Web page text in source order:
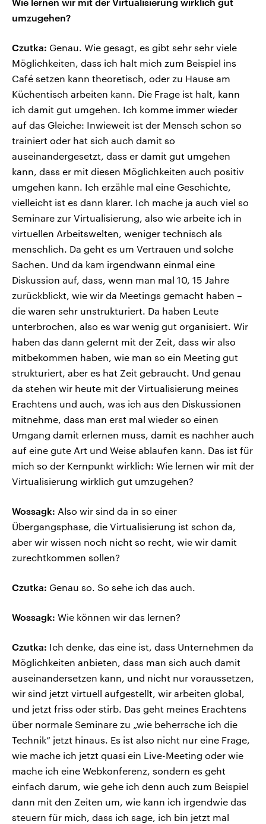
Wie lernen wir mit der Virtualisierung wirklich gut
umzugehen?
Czutka: Genau. Wie gesagt, es gibt sehr sehr viele
Möglichkeiten, dass ich halt mich zum Beispiel ins
Café setzen kann theoretisch, oder zu Hause am
Küchentisch arbeiten kann. Die Frage ist halt, kann
ich damit gut umgehen. Ich komme immer wieder
auf das Gleiche: Inwieweit ist der Mensch schon so
trainiert oder hat sich auch damit so
auseinandergesetzt, dass er damit gut umgehen
kann, dass er mit diesen Möglichkeiten auch positiv
umgehen kann. Ich erzähle mal eine Geschichte,
vielleicht ist es dann klarer. Ich mache ja auch viel so
Seminare zur Virtualisierung, also wie arbeite ich in
virtuellen Arbeitswelten, weniger technisch als
menschlich. Da geht es um Vertrauen und solche
Sachen. Und da kam irgendwann einmal eine
Diskussion auf, dass, wenn man mal 10, 15 Jahre
zurückblickt, wie wir da Meetings gemacht haben –
die waren sehr unstrukturiert. Da haben Leute
unterbrochen, also es war wenig gut organisiert. Wir
haben das dann gelernt mit der Zeit, dass wir also
mitbekommen haben, wie man so ein Meeting gut
strukturiert, aber es hat Zeit gebraucht. Und genau
da stehen wir heute mit der Virtualisierung meines
Erachtens und auch, was ich aus den Diskussionen
mitnehme, dass man erst mal wieder so einen
Umgang damit erlernen muss, damit es nachher auch
auf eine gute Art und Weise ablaufen kann. Das ist für
mich so der Kernpunkt wirklich: Wie lernen wir mit der
Virtualisierung wirklich gut umzugehen?
Wossagk: Also wir sind da in so einer
Übergangsphase, die Virtualisierung ist schon da,
aber wir wissen noch nicht so recht, wie wir damit
zurechtkommen sollen?
Czutka: Genau so. So sehe ich das auch.
Wossagk: Wie können wir das lernen?
Czutka: Ich denke, das eine ist, dass Unternehmen da
Möglichkeiten anbieten, dass man sich auch damit
auseinandersetzen kann, und nicht nur voraussetzen,
wir sind jetzt virtuell aufgestellt, wir arbeiten global,
und jetzt friss oder stirb. Das geht meines Erachtens
über normale Seminare zu „wie beherrsche ich die
Technik“ jetzt hinaus. Es ist also nicht nur eine Frage,
wie mache ich jetzt quasi ein Live-Meeting oder wie
mache ich eine Webkonferenz, sondern es geht
einfach darum, wie gehe ich denn auch zum Beispiel
dann mit den Zeiten um, wie kann ich irgendwie das
steuern für mich, dass ich sage, ich bin jetzt mal